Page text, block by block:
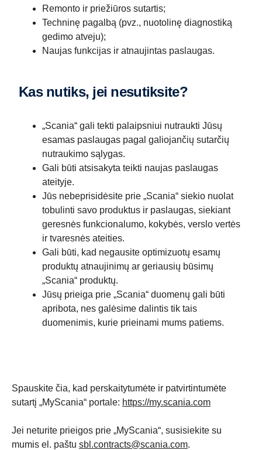
Remonto ir priežiūros sutartis;
Techninę pagalbą (pvz., nuotolinę diagnostiką
gedimo atveju);
Naujas funkcijas ir atnaujintas paslaugas.
Kas nutiks, jei nesutiksite?
„Scania“ gali tekti palaipsniui nutraukti Jūsų
esamas paslaugas pagal galiojančių sutarčių
nutraukimo sąlygas.
Gali būti atsisakyta teikti naujas paslaugas
ateityje.
Jūs nebeprisidėsite prie „Scania“ siekio nuolat
tobulinti savo produktus ir paslaugas, siekiant
geresnės funkcionalumo, kokybės, verslo vertės
ir tvaresnės ateities.
Gali būti, kad negausite optimizuotų esamų
produktų atnaujinimų ar geriausių būsimų
„Scania“ produktų.
Jūsų prieiga prie „Scania“ duomenų gali būti
apribota, nes galėsime dalintis tik tais
duomenimis, kurie prieinami mums patiems.
Spauskite čia, kad perskaitytumėte ir patvirtintumėte
sutartį „MyScania“ portale: https://my.scania.com
Jei neturite prieigos prie „MyScania“, susisiekite su
mumis el. paštu sbl.contracts@scania.com.